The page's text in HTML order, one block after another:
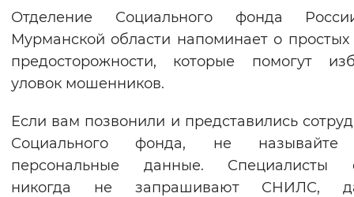
Нормальный Увеличенный
Инверсивный
Синий фон
Отделение Социального фонда
Мурманской области напоминает о простых
предосторожности, которые помогут
уловок мошенников.
Если вам позвонили и представились
Социального фонда, не называйте
персональные данные. Специалисты
никогда не запрашивают СНИЛС,